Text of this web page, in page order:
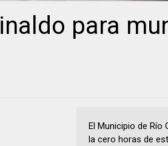
para
El Municipio de Río
la cero horas de